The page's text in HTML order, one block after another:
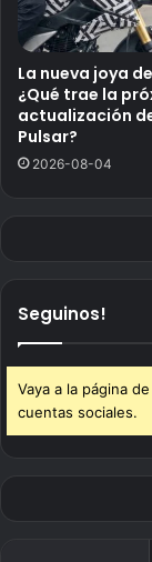
La nueva joya
¿Qué trae la
actualización
Pulsar?
2026-08-04
Seguinos!
Vaya a la página
cuentas sociales.